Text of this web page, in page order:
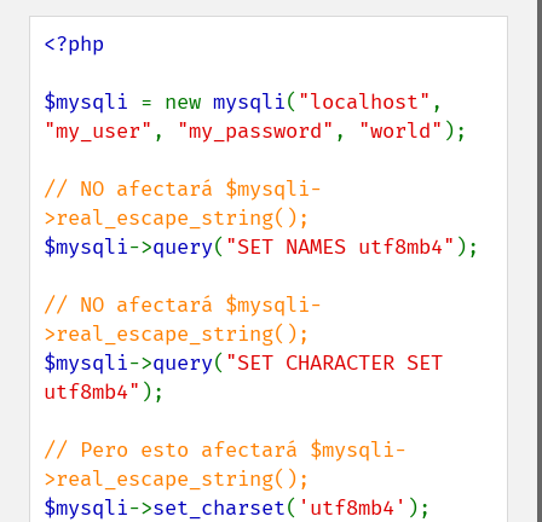
<?php
$mysqli = new mysqli( "localhost"
"my_user" , "my_password" , "world" );
// NO afectará $mysqli-
$mysqli->query( "SET NAMES utf8mb4" );
// NO afectará $mysqli-
$mysqli->query( "SET CHARACTER SET
utf8mb4" );
// Pero esto afectará $mysqli-
$mysqli->set_charset( 'utf8mb4' );